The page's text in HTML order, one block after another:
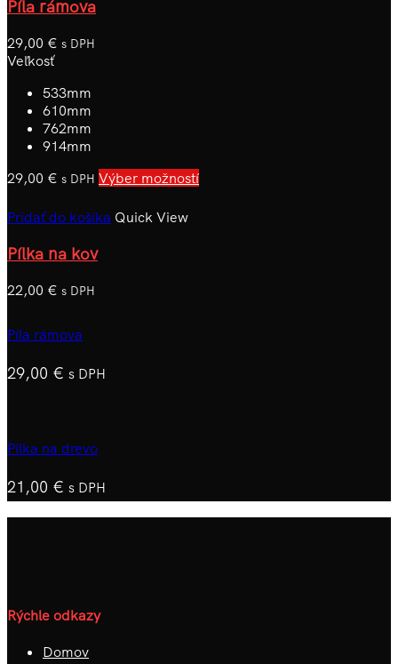
Píla rámova
29,00 € s DPH
Veľkosť
533mm
610mm
762mm
914mm
29,00 € s DPH Výber možností
Pridať do košíka Quick View
Pílka na kov
22,00 € s DPH
Píla rámova
29,00 € s DPH
Pílka na drevo
21,00 € s DPH
Rýchle odkazy
Domov